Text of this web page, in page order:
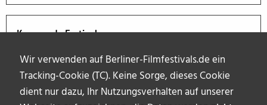
Wir verwenden auf Berliner-Filmfestivals.de ein
Tracking-Cookie (TC). Keine Sorge, dieses Cookie
dient nur dazu, Ihr Nutzungsverhalten auf unserer
Kommende Festivals